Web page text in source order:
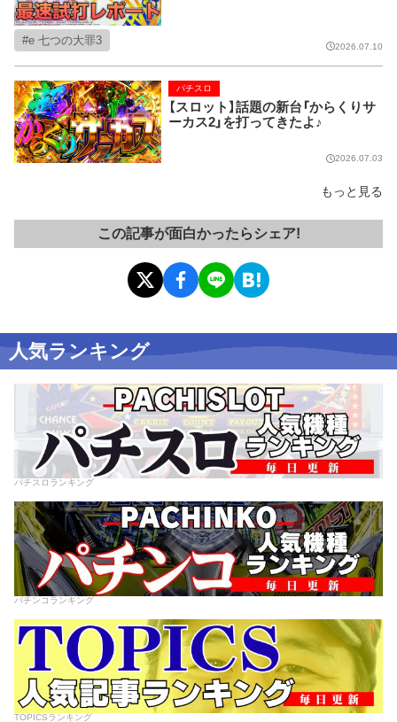
e 七つの大罪3 2026.07.10
【スロット】話題の新台「からくりサ
ーカス2」を打ってきたよ♪
パチスロ
2026.07.03
もっと見る
この記事が面白かったらシェア!
人気ランキング
パチスロランキング
パチンコランキング
TOPICSランキング